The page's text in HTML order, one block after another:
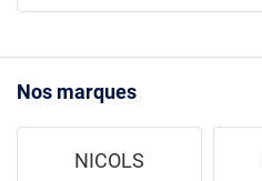
Nos marques
NICOLS